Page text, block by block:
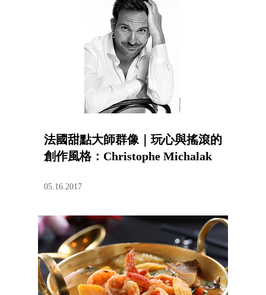
法國甜點大師群像｜玩心與搖滾的
創作風格：Christophe Michalak
05.16.2017